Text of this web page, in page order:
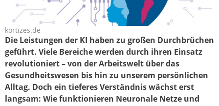
kortizes_symposium_2026_screenshot.jpg
kortizes.de
Die Leistungen der KI haben zu großen Durchbrüchen
geführt. Viele Bereiche werden durch ihren Einsatz
revolutioniert – von der Arbeitswelt über das
Gesundheitswesen bis hin zu unserem persönlichen
Alltag. Doch ein tieferes Verständnis wächst erst
langsam: Wie funktionieren Neuronale Netze und